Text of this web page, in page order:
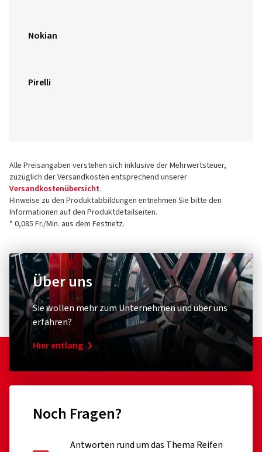
Nokian
Pirelli
Alle Preisangaben verstehen sich inklusive der Mehrwertsteuer,
zuzüglich der Versandkosten entsprechend unserer
Versandkostenübersicht.
Hinweise zu den Produktabbildungen entnehmen Sie bitte den
Informationen auf den Produktdetailseiten.
* 0,085 Fr./Min. aus dem Festnetz.
Über uns
Sie wollen mehr zum Unternehmen und über uns
erfahren?
Hier entlang
Noch Fragen?
Antworten rund um das Thema Reifen